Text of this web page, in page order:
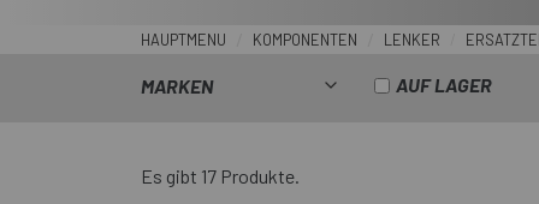
HAUPTMENU KOMPONENTEN LENKER
MARKEN AUF LAGER
Es gibt 17 Produkte.